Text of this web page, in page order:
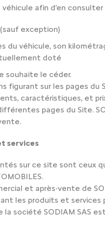
véhicule afin d’en
exception)
du véhicule, son
doté
souhaite le céder.
figurant sur les pages
caractéristiques, et
pages du Site.
services
sur ce site sont ceux
et après-vente de
les produits et services
société SODIAM SAS